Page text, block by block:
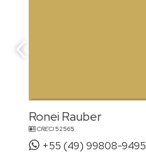
Ronei Rauber
CRECI52565
+55 (49) 99808-9495
‹